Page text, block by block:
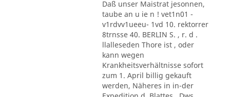
Daß unser Maistrat jesonnen,
taube an u ie n ! vet1n01 -
v1rdvv1ueeu- 1vd 10. rektorrer
8trnsse 40. BERLIN S. , r. d .
llalleseden Thore ist , oder
kann wegen
Krankheitsverhältnisse sofort
zum 1. April billig gekauft
werden, Näheres in in-der